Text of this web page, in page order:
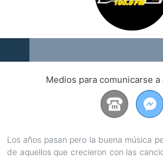
Player
Medios para comunicarse
Los años pasan pero la buena música
de aquellos que crecieron con las